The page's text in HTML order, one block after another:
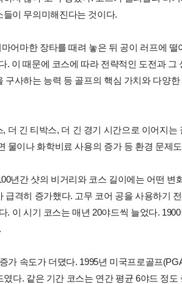
이 무의미해진다는 것이다.
어마한 장타를 때려 놓은 뒤 공이 러프에
. 이 때문에 코스에 따라 전략적인 도전과
구사하는 능력 등 골프의 핵심 가치와 다양
, 더 긴 티박스, 더 긴 경기 시간으로 이어지
물이나 화학비료 사용의 증가 등 환경 문제
년간 샷의 비거리와 코스 길이에는 어떤 변
급격히 증가했다. 고무 코어 공을 사용하기
. 이 시기 코스는 매년 20야드씩 늘었다.
가 속도가 더뎠다. 1995년 미국프로골프
였다. 같은 기간 코스는 연간 평균 6야드 정